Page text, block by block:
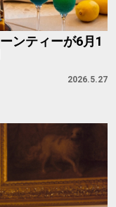
ンティーが6月1
2026.5.27